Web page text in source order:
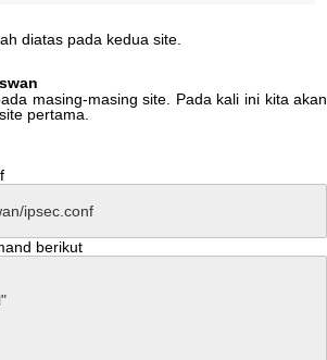
diatas pada kedua site
masing-masing site Pada kali ini kita akan
site pertama
/ipsec conf
berikut
"